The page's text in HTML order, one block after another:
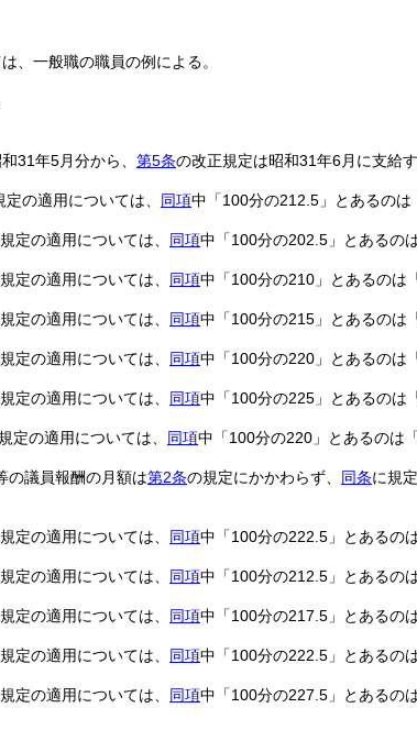
、一般職の職員の例による。
31年5月分から、 第5条の改正規定は昭和31年6月に支給
定の適用については、 同項中「100分の212.5」とあるのは
定の適用については、 同項中「100分の202.5」とあるの
定の適用については、 同項中「100分の210」とあるのは
定の適用については、 同項中「100分の215」とあるのは
定の適用については、 同項中「100分の220」とあるのは
定の適用については、 同項中「100分の225」とあるのは
定の適用については、 同項中「100分の220」とあるのは
の議員報酬の月額は第2条の規定にかかわらず、 同条に規
定の適用については、 同項中「100分の222.5」とあるの
定の適用については、 同項中「100分の212.5」とあるの
定の適用については、 同項中「100分の217.5」とあるの
定の適用については、 同項中「100分の222.5」とあるの
定の適用については、 同項中「100分の227.5」とあるの